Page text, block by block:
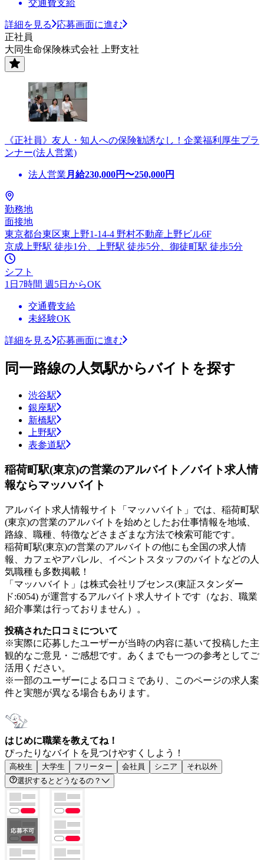
交通費支給
詳細を見る
応募画面に進む
正社員
大同生命保険株式会社 上野支社
《正社員》友人・知人への保険勧誘なし！企業福利厚生プラ
ンナー(法人営業)
法人営業 月給230,000円〜250,000円
勤務地
面接地
東京都台東区東上野1-14-4 野村不動産上野ビル6F
京成上野駅 徒歩1分、上野駅 徒歩5分、御徒町駅 徒歩5分
シフト
1日7時間 週5日からOK
交通費支給
未経験OK
詳細を見る 応募画面に進む
同一路線の人気駅からバイトを探す
渋谷駅
銀座駅
新橋駅
上野駅
表参道駅
稲荷町駅(東京)の営業のアルバイト／バイト求人情
報ならマッハバイト
アルバイト求人情報サイト「マッハバイト」では、稲荷町駅
(東京)の営業のアルバイトを始めとしたお仕事情報を地域、
路線、職種、特徴などさまざまな方法で検索可能です。
稲荷町駅(東京)の営業のアルバイトの他にも全国の求人情
報、カフェやアパレル、イベントスタッフのバイトなどの人
気職種も多数掲載！
「マッハバイト」は株式会社リブセンス(東証スタンダー
ド:6054) が運営するアルバイト求人サイトです（なお、職業
紹介事業は行っておりません）。
投稿された口コミについて
※実際に応募したユーザーが当時の内容に基いて投稿した主
観的なご意見・ご感想です。あくまでも一つの参考としてご
活用ください。
※一部のユーザーによる口コミであり、このページの求人案
件と実態が異なる場合もあります。
はじめに職業を教えてね！
ぴったりなバイトを見つけやすくしよう！
高校生 大学生 フリーター 会社員 シニア
それ以外
選択するとどうなるの？